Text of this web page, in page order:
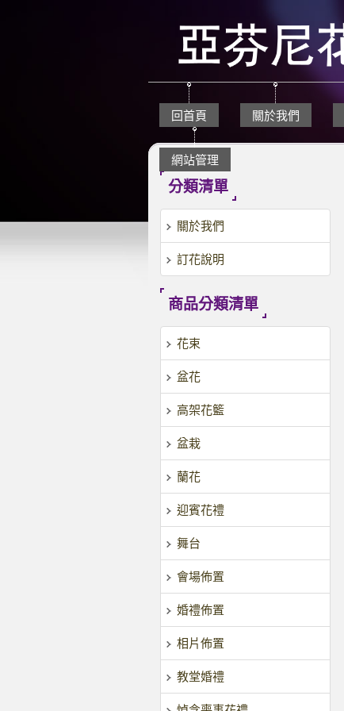
回首頁 關於我們
網站管理
分類清單
關於我們
訂花說明
商品分類清單
花束
盆花
高架花籃
盆栽
蘭花
迎賓花禮
舞台
會場佈置
婚禮佈置
相片佈置
教堂婚禮